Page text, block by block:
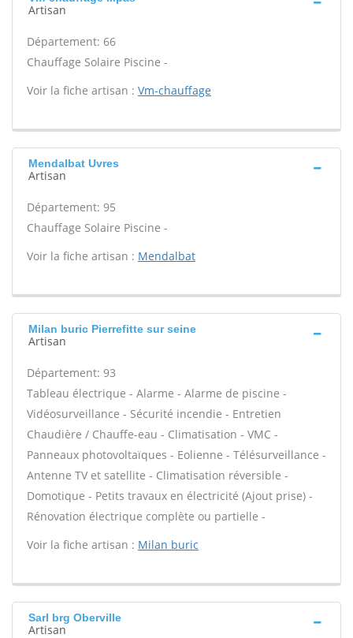
Artisan
Département: 66
Chauffage Solaire Piscine -
Voir la fiche artisan : Vm-chauffage
Mendalbat Uvres
Artisan
Département: 95
Chauffage Solaire Piscine -
Voir la fiche artisan : Mendalbat
Milan buric Pierrefitte sur seine
Artisan
Département: 93
Tableau électrique - Alarme - Alarme de piscine -
Vidéosurveillance - Sécurité incendie - Entretien
Chaudière / Chauffe-eau - Climatisation - VMC -
Panneaux photovoltaïques - Eolienne - Télésurveillance -
Antenne TV et satellite - Climatisation réversible -
Domotique - Petits travaux en électricité (Ajout prise) -
Rénovation électrique complète ou partielle -
Voir la fiche artisan : Milan buric
Sarl brg Oberville
Artisan